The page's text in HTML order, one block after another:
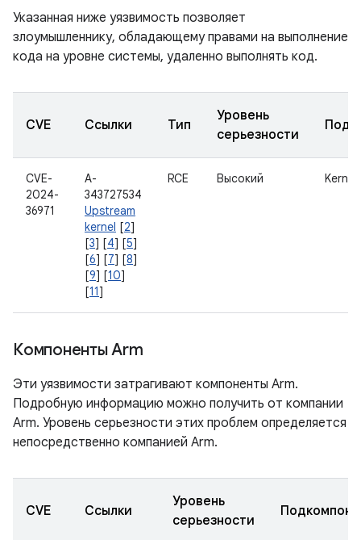
Указанная ниже уязвимость позволяет
злоумышленнику, обладающему правами на выполнение
кода на уровне системы, удаленно выполнять код.
CVE Ссылки Тип
Уровень
серьезности
CVE-
2024-
36971
A-
343727534
Upstream
kernel [2]
[3] [4] [5]
[6] [7] [8]
[9] [10]
[11]
RCE Высокий Kernel
Компоненты Arm
Эти уязвимости затрагивают компоненты Arm.
Подробную информацию можно получить от компании
Arm. Уровень серьезности этих проблем определяется
непосредственно компанией Arm.
CVE Ссылки
Уровень
серьезности